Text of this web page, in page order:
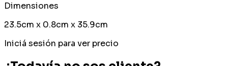
Dimensiones
23.5cm x 0.8cm x 35.9cm
Iniciá sesión para ver precio